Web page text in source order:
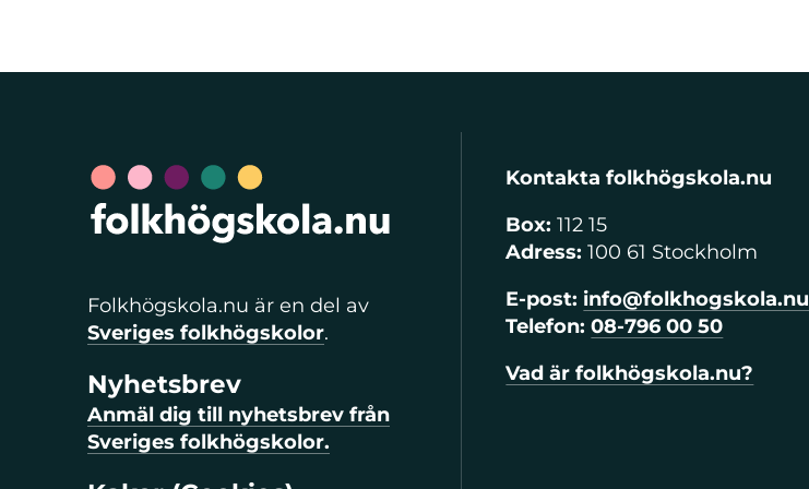
Folkhögskola.nu är en del av
Sveriges folkhögskolor.
Nyhetsbrev
Anmäl dig till nyhetsbrev från
Sveriges folkhögskolor.
Kontakta folkhögskola.nu
Box:112 15
Adress: 100 61 Stockholm
E-post: info@folkhogskola.nu
Telefon: 08-796 00 50
Vad är folkhögskola.nu?